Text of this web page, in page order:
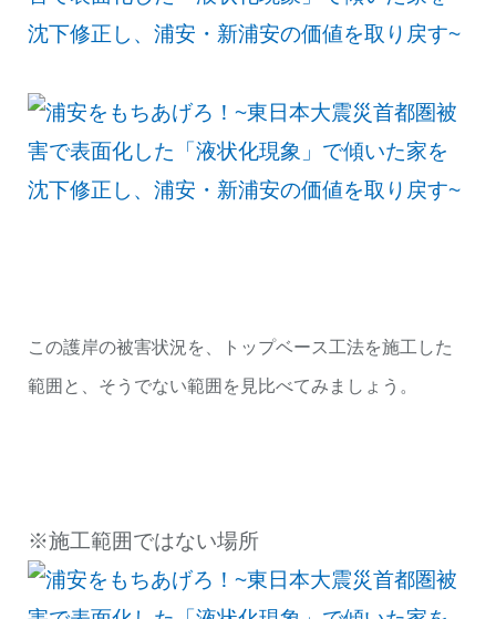
この護岸の被害状況を、トップベース工法を施工した
範囲と、そうでない範囲を見比べてみましょう。
※施工範囲ではない場所